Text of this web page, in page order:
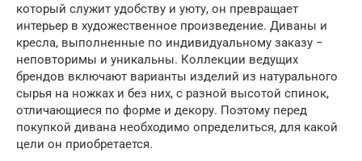
который служит удобству и уюту, он превращает
интерьер в художественное произведение. Диваны и
кресла, выполненные по индивидуальному заказу −
неповторимы и уникальны. Коллекции ведущих
брендов включают варианты изделий из натурального
сырья на ножках и без них, с разной высотой спинок,
отличающиеся по форме и декору. Поэтому перед
покупкой дивана необходимо определиться, для какой
цели он приобретается.